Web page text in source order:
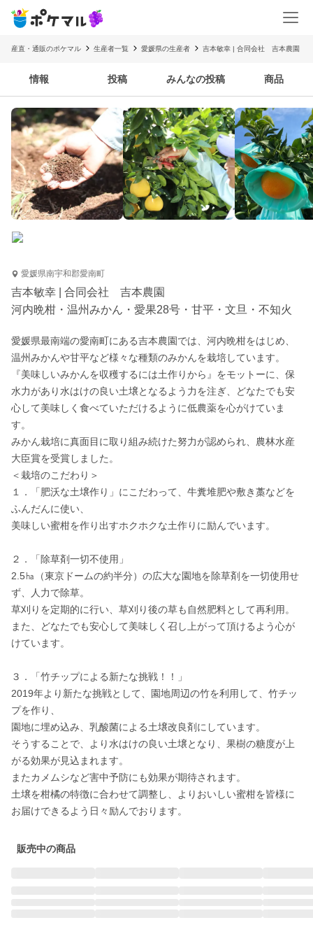
産直・通販のポケマル 生産者一覧 愛媛県の生産者 吉本敏幸 | 合同会社 吉本農園
情報 投稿 みんなの投稿 商品
愛媛県南宇和郡愛南町
吉本敏幸 | 合同会社 吉本農園
河内晩柑・温州みかん・愛果28号・甘平・文旦・不知火
愛媛県最南端の愛南町にある吉本農園では、河内晩柑をはじめ、
温州みかんや甘平など様々な種類のみかんを栽培しています。
『美味しいみかんを収穫するには土作りから』をモットーに、保
水力があり水はけの良い土壌となるよう力を注ぎ、どなたでも安
心して美味しく食べていただけるように低農薬を心がけていま
す。
みかん栽培に真面目に取り組み続けた努力が認められ、農林水産
大臣賞を受賞しました。
＜栽培のこだわり＞
１．「肥沃な土壌作り」にこだわって、牛糞堆肥や敷き藁などを
ふんだんに使い、
美味しい蜜柑を作り出すホクホクな土作りに励んでいます。
２．「除草剤一切不使用」
2.5㏊（東京ドームの約半分）の広大な園地を除草剤を一切使用せ
ず、人力で除草。
草刈りを定期的に行い、草刈り後の草も自然肥料として再利用。
また、どなたでも安心して美味しく召し上がって頂けるよう心が
けています。
３．「竹チップによる新たな挑戦！！」
2019年より新たな挑戦として、園地周辺の竹を利用して、竹チッ
プを作り、
園地に埋め込み、乳酸菌による土壌改良剤にしています。
そうすることで、より水はけの良い土壌となり、果樹の糖度が上
がる効果が見込まれます。
またカメムシなど害中予防にも効果が期待されます。
土壌を柑橘の特徴に合わせて調整し、よりおいしい蜜柑を皆様に
お届けできるよう日々励んでおります。
販売中の商品